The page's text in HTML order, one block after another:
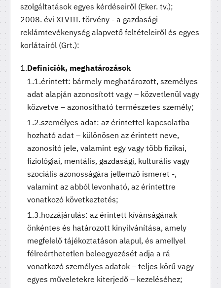
szolgáltatások egyes kérdéseiről (Eker. tv.);
2008. évi XLVIII. törvény - a gazdasági
reklámtevékenység alapvető feltételeiről és egyes
korlátairól (Grt.):
Definiciók, meghatározások
érintett: bármely meghatározott, személyes
adat alapján azonosított vagy – közvetlenül vagy
közvetve – azonosítható természetes személy;
személyes adat: az érintettel kapcsolatba
hozható adat – különösen az érintett neve,
azonosító jele, valamint egy vagy több fizikai,
fiziológiai, mentális, gazdasági, kulturális vagy
szociális azonosságára jellemző ismeret -,
valamint az abból levonható, az érintettre
vonatkozó következtetés;
hozzájárulás: az érintett kívánságának
önkéntes és határozott kinyilvánítása, amely
megfelelő tájékoztatáson alapul, és amellyel
félreérthetetlen beleegyezését adja a rá
vonatkozó személyes adatok – teljes körű vagy
egyes műveletekre kiterjedő – kezeléséhez;